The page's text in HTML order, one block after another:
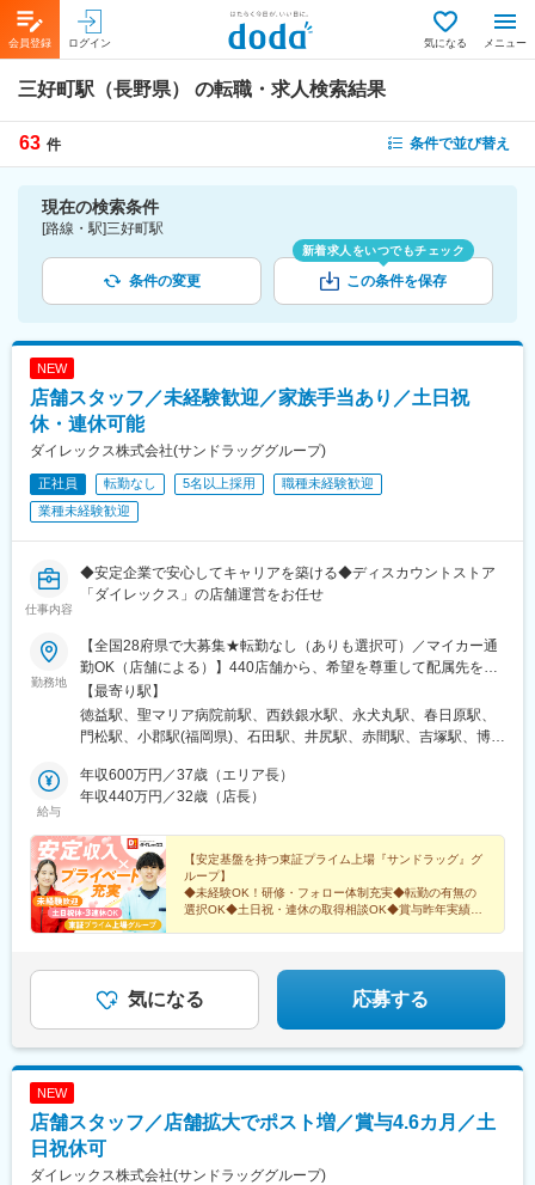
会員登録 ログイン 気になる メニュー
三好町駅（長野県） の転職・求人検索結果
63 件 条件で並び替え
現在の検索条件
[路線・駅]三好町駅
条件の変更
新着求人をいつでもチェック
この条件を保存
NEW
店舗スタッフ／未経験歓迎／家族手当あり／土日祝
休・連休可能
ダイレックス株式会社(サンドラッググループ)
正社員 転勤なし 5名以上採用
職種未経験歓迎
業種未経験歓迎
仕事内容
◆安定企業で安心してキャリアを築ける◆ディスカウントストア
「ダイレックス」の店舗運営をお任せ
勤務地
【全国28府県で大募集★転勤なし（ありも選択可）／マイカー通
勤OK（店舗による）】440店舗から、希望を尊重して配属先を決
定！☆必要に応じて借り上げ社宅の利用も可能！◆九州エリア福
岡県（55店舗）、佐賀県（24店舗）、長崎県（29店舗）、熊本県
（34店舗）、大分県（18店舗）、宮崎県（25店舗）、鹿児島県
広島県（24店舗）、山口県（18店舗）、島根県（7店舗）、鳥取
県（5店舗）◆四国エリア徳島県（16店舗）、香川県（17店
（17店舗）、京都府（1店舗）、奈良県（2店舗）、大阪府（11店
舗）◆関東エリア埼玉県（12店舗）、群馬県（4店舗）、千葉県
（9店舗）、茨城県（1店舗）◆信越・北陸エリア新潟県（18店
舗）、山梨県（7店舗）、長野県（7店舗）★当社HPの「店舗案
内」から、お近くの店舗をチェックしてください！トップページ
す。※勤務地の受動喫煙対策：屋内禁煙
【最寄り駅】
徳益駅、聖マリア病院前駅、西鉄銀水駅、永犬丸駅、春日原駅、
門松駅、小郡駅(福岡県)、石田駅、井尻駅、赤間駅、吉塚駅、博多
駅、津古駅、福大前駅、教育大前駅、飯塚駅、南久留米駅、犬塚
駅、東福間駅、筑後吉井駅、門司駅、太宰府駅、羽犬塚駅、蒲池
駅、今池駅(福岡県)、下曽根駅、筑前前原駅、水巻駅、海老津駅、
遠賀野駅、土井駅、原町駅、甘木駅(西鉄線)、二島駅、中間駅、千
鳥駅、周船寺駅、南小倉駅、姪浜駅、池尻駅、銀水駅、若松駅、
油津駅、三股駅、日向庄内駅、宮崎神宮駅、加納駅(宮崎県)、宮崎
駅、西都城駅、五十市駅、日向新富駅、門川駅、田吉駅、延岡
県)、肥前鹿島駅、鍋島駅、中多久駅、佐賀駅、田代駅、和多田
駅、川東駅(佐賀県)、牛津駅、重安駅、下関駅、川棚温泉駅、新下
児島市電)、志布志駅、阿波富田駅、蔵本駅、二軒屋駅、吉成駅、
佐古駅、板野駅、中田駅(徳島県)、知寄町三丁目駅、旭駅前通駅、
新町駅(群馬県)、西小泉駅、三俣駅、群馬総社駅、古河駅、鶴瀬
給与
年収600万円／37歳（エリア長）
年収440万円／32歳（店長）
【安定基盤を持つ東証プライム上場『サンドラッグ』グ
ループ】
◆未経験OK！研修・フォロー体制充実◆転勤の有無の
選択OK◆土日祝・連休の取得相談OK◆賞与昨年実績
気になる 応募する
NEW
店舗スタッフ／店舗拡大でポスト増／賞与4.6カ月／土
日祝休可
ダイレックス株式会社(サンドラッググループ)